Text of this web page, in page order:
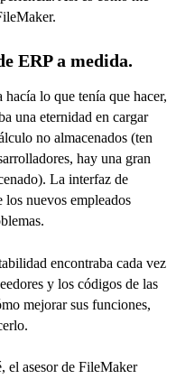
ERP a medida.
hacía lo que tenía que hacer,
una eternidad en cargar
no almacenados (ten
hay una gran
La interfaz de
los nuevos empleados
encontraba cada vez
y los códigos de las
mejorar sus funciones,
el asesor de FileMaker